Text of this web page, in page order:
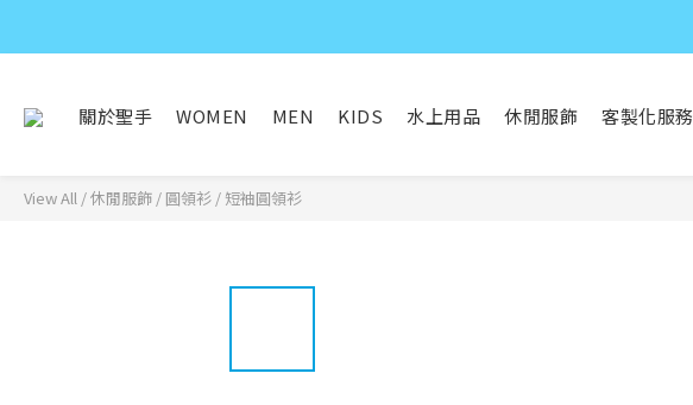
關於聖手 WOMEN MEN KIDS 水上用品 休閒服飾 客製化服務
View All /休閒服飾 / 圓領衫 / 短袖圓領衫